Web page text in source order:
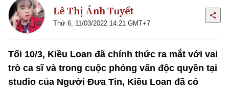
Lê Thị Ánh Tuyết
Thứ 6, 11/03/2022 14:21 GMT+7
Tối 10/3, Kiều Loan đã chính thức ra mắt với vai
trò ca sĩ và trong cuộc phỏng vấn độc quyền tại
studio của Người Đưa Tin, Kiều Loan đã có